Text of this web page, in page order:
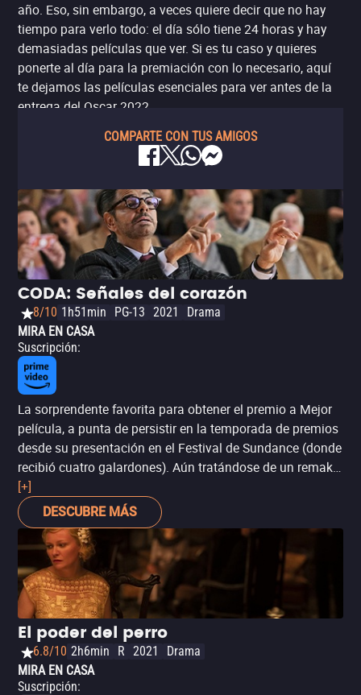
año. Eso, sin embargo, a veces quiere decir que no hay
tiempo para verlo todo: el día sólo tiene 24 horas y hay
demasiadas películas que ver. Si es tu caso y quieres
ponerte al día para la premiación con lo necesario, aquí
te dejamos las películas esenciales para ver antes de la
entrega del Oscar 2022.
COMPARTE CON TUS AMIGOS
CODA: Señales del corazón
8/10 1h51min PG-13 2021
Drama
MIRA EN CASA
Suscripción:
La sorprendente favorita para obtener el premio a Mejor
película, a punta de persistir en la temporada de premios
desde su presentación en el Festival de Sundance (donde
recibió cuatro galardones). Aún tratándose de un remake
de la francesa ‘La familia Bélier’, CODA: señales del
corazón’, tiene todo el perfil de una película de Oscar:
tiene una trama familiar, tierna, emocionante y bien
actuada, con un tema de inclusión en su núcleo (es la
historia de una chica que descubre su don y pasión para
cantar, a pesar de que viene de una familia donde todos
son sordomudos). También está nominada en las
categorías de Mejor actor de reparto y Mejor guión
adaptado, aunque al ser contendiente para el premio
principal de la noche, es obligada para los Oscar 2022.
[+]
DESCUBRE MÁS
El poder del perro
6.8/10 2h6min R 2021
Drama
MIRA EN CASA
Suscripción: